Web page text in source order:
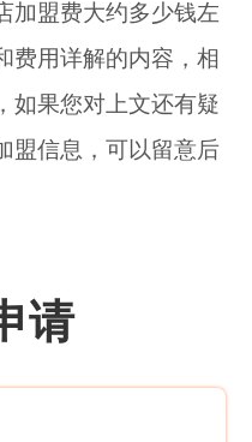
盟费大约多少钱左
费用详解的内容，相
如果您对上文还有疑
盟信息，可以留意后
请